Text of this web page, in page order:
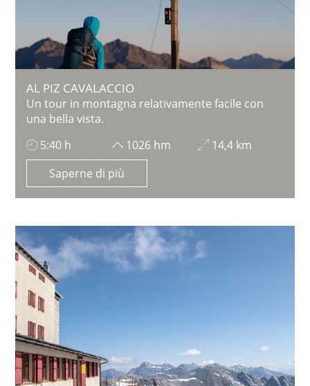
AL PIZ CAVALACCIO
Un tour in montagna relativamente facile con
una bella vista.
5:40 h
1026 hm
14,4 km
Saperne di più